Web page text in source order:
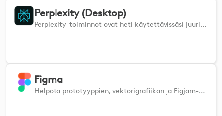
Perplexity (Desktop)
Perplexity-toiminnot ovat heti käytettävissäsi juuri siellä, missä niitä tarvitset.
Figma
Helpota prototyyppien, vektorigrafiikan ja Figjam-sisältöjen luomista pääsemällä heti käsiksi suosikkityökaluihisi.